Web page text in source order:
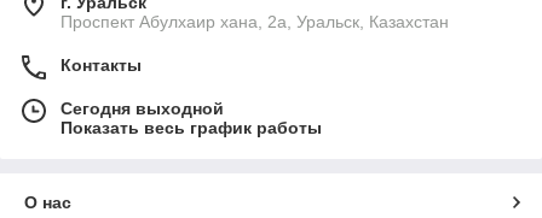
Проспект Абулхаир хана, 2а, Уральск, Казахстан
Контакты
Сегодня выходной
Показать весь график работы
О нас